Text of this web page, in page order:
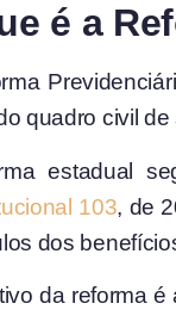
é a
quadro civil
estadual
103, de
dos
da reforma